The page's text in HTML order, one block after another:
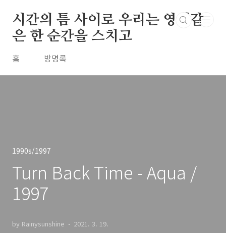
시간의 틈 사이로 우리는 영원같
은 한 순간을 스치고
홈 방명록
1990s/1997
Turn Back Time - Aqua /
1997
by Rainysunshine 2021. 3. 19.